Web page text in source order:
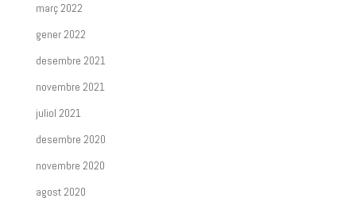
març 2022
gener 2022
desembre 2021
novembre 2021
juliol 2021
desembre 2020
novembre 2020
agost 2020